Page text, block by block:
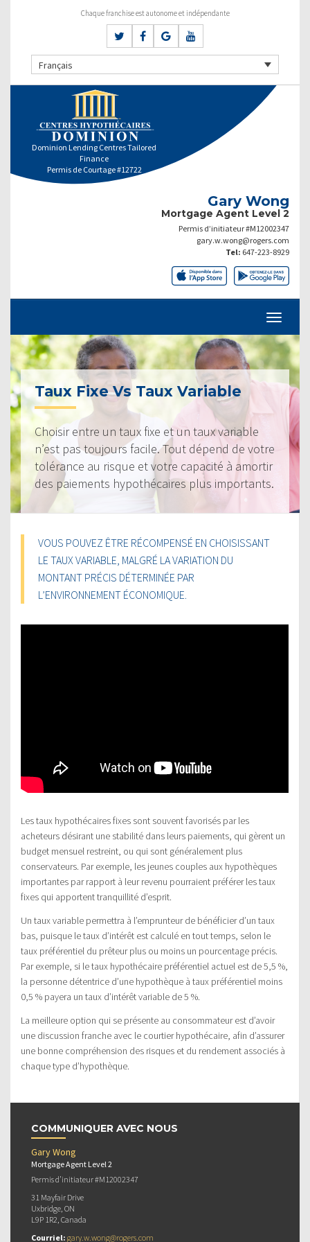
Chaque franchise est autonome et indépendante
Français
Dominion Lending Centres Tailored
Finance
Permis de Courtage #12722
Gary Wong
Mortgage Agent Level 2
Permis d’initiateur #M12002347
gary.w.wong@rogers.com
Tel: 647-223-8929
Taux Fixe Vs Taux Variable
Choisir entre un taux fixe et un taux variable
n’est pas toujours facile. Tout dépend de votre
tolérance au risque et votre capacité à amortir
des paiements hypothécaires plus importants.
VOUS POUVEZ ÊTRE RÉCOMPENSÉ EN CHOISISSANT
LE TAUX VARIABLE, MALGRÉ LA VARIATION DU
MONTANT PRÉCIS DÉTERMINÉE PAR
L’ENVIRONNEMENT ÉCONOMIQUE.
Les taux hypothécaires fixes sont souvent favorisés par les
acheteurs désirant une stabilité dans leurs paiements, qui gèrent un
budget mensuel restreint, ou qui sont généralement plus
conservateurs. Par exemple, les jeunes couples aux hypothèques
importantes par rapport à leur revenu pourraient préférer les taux
fixes qui apportent tranquillité d’esprit.
Un taux variable permettra à l’emprunteur de bénéficier d’un taux
bas, puisque le taux d’intérêt est calculé en tout temps, selon le
taux préférentiel du prêteur plus ou moins un pourcentage précis.
Par exemple, si le taux hypothécaire préférentiel actuel est de 5,5 %,
la personne détentrice d’une hypothèque à taux préférentiel moins
0,5 % payera un taux d’intérêt variable de 5 %.
La meilleure option qui se présente au consommateur est d’avoir
une discussion franche avec le courtier hypothécaire, afin d’assurer
une bonne compréhension des risques et du rendement associés à
chaque type d’hypothèque.
COMMUNIQUER AVEC NOUS
Gary Wong
Mortgage Agent Level 2
Permis d’initiateur #M12002347
31 Mayfair Drive
Uxbridge, ON
L9P 1R2, Canada
Courriel: gary.w.wong@rogers.com